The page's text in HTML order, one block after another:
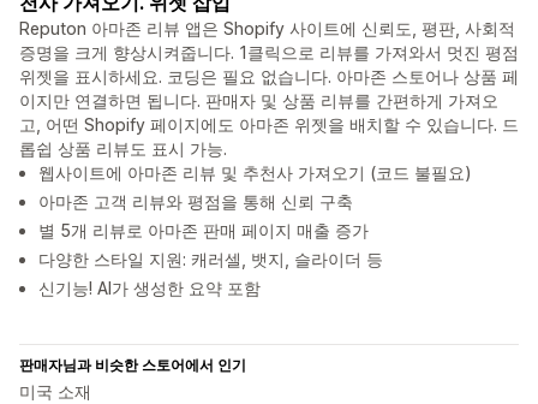
Reputon 아마존 리뷰 앱은 Shopify 사이트에 신뢰도, 평판, 사회적
증명을 크게 향상시켜줍니다. 1클릭으로 리뷰를 가져와서 멋진 평점
위젯을 표시하세요. 코딩은 필요 없습니다. 아마존 스토어나 상품 페
이지만 연결하면 됩니다. 판매자 및 상품 리뷰를 간편하게 가져오
고, 어떤 Shopify 페이지에도 아마존 위젯을 배치할 수 있습니다. 드
롭쉽 상품 리뷰도 표시 가능.
웹사이트에 아마존 리뷰 및 추천사 가져오기 (코드 불필요)
아마존 고객 리뷰와 평점을 통해 신뢰 구축
별 5개 리뷰로 아마존 판매 페이지 매출 증가
다양한 스타일 지원: 캐러셀, 뱃지, 슬라이더 등
신기능! AI가 생성한 요약 포함
판매자님과 비슷한 스토어에서 인기
미국 소재